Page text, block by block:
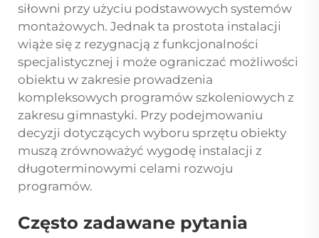
siłowni przy użyciu podstawowych systemów
montażowych. Jednak ta prostota instalacji
wiąże się z rezygnacją z funkcjonalności
specjalistycznej i może ograniczać możliwości
obiektu w zakresie prowadzenia
kompleksowych programów szkoleniowych z
zakresu gimnastyki. Przy podejmowaniu
decyzji dotyczących wyboru sprzętu obiekty
muszą zrównoważyć wygodę instalacji z
długoterminowymi celami rozwoju
programów.
Często zadawane pytania